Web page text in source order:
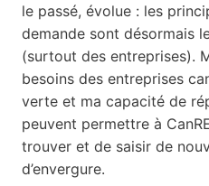
le passé, évolue : les
demande sont désormais
(surtout des entreprises).
besoins des entreprises
verte et ma capacité de
peuvent permettre à
trouver et de saisir de
d’envergure.